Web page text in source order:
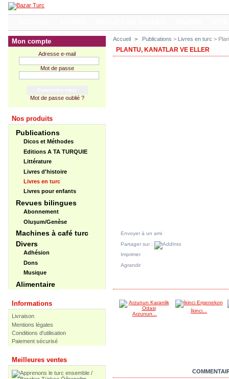
Mon compte
Adresse e-mail
Mot de passe
Mot de passe oublié ?
Nos produits
Publications
Dicos et Méthodes
Editions A TA TURQUIE
Littérature
Livres d'histoire
Livres en turc
Livres pour enfants
Revues bilingues
Abonnement
Oluşum/Genèse
Machines à café turc
Divers
Adhésion
Dons
Musique
Alimentaire
Informations
Livraison
Mentions légales
Conditions d'utilisation
Paiement sécurisé
Meilleures ventes
Accueil > Publications > Livres en turc >
PLANTU, KANATLAR VE ELLER
Envoyer à un ami
Partager sur :
Imprimer
Agrandir
Arzunun...
İkinci...